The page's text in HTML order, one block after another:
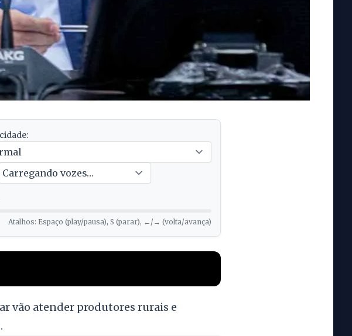
Atalhos: Espaço (play/pausa), S (parar), ←/→ (volta/avança)
vão atender produtores rurais e